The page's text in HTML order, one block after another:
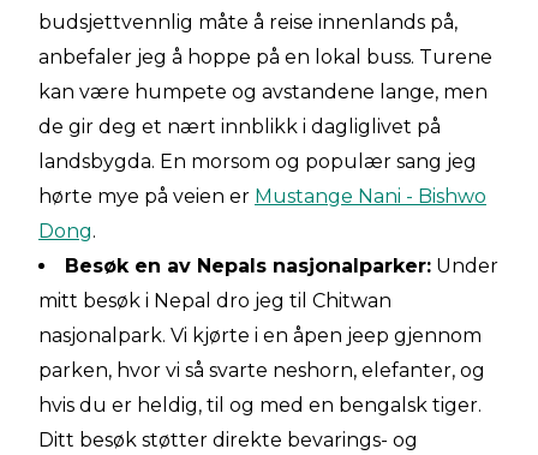
budsjettvennlig måte å reise innenlands på,
anbefaler jeg å hoppe på en lokal buss. Turene
kan være humpete og avstandene lange, men
de gir deg et nært innblikk i dagliglivet på
landsbygda. En morsom og populær sang jeg
hørte mye på veien er Mustange Nani - Bishwo
Dong.
Besøk en av Nepals nasjonalparker: Under
mitt besøk i Nepal dro jeg til Chitwan
nasjonalpark. Vi kjørte i en åpen jeep gjennom
parken, hvor vi så svarte neshorn, elefanter, og
hvis du er heldig, til og med en bengalsk tiger.
Ditt besøk støtter direkte bevarings- og